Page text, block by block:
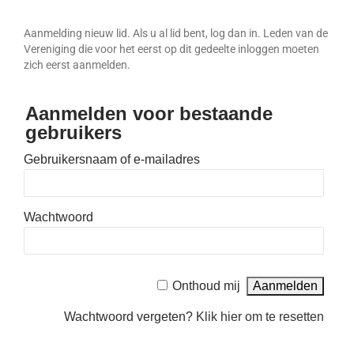
Aanmelding nieuw lid. Als u al lid bent, log dan in. Leden van de
Vereniging die voor het eerst op dit gedeelte inloggen moeten
zich eerst aanmelden.
Aanmelden voor bestaande
gebruikers
Gebruikersnaam of e-mailadres
Wachtwoord
Onthoud mij
Wachtwoord vergeten? Klik hier om te resetten